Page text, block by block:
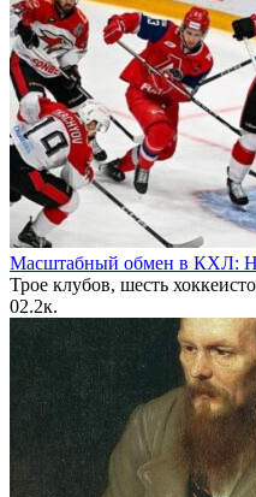
Масштабный обмен в КХЛ:
Трое клубов, шесть
02.2к.